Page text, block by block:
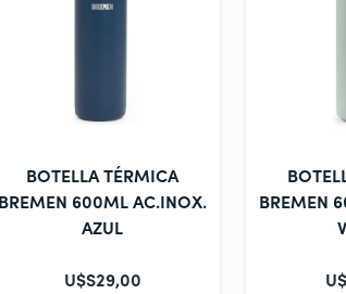
BOTELLA TÉRMICA
BREMEN 600ML AC.INOX.
AZUL
U$S29,00
BREMEN